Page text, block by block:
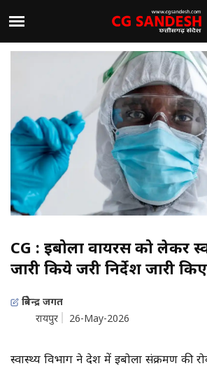
CG : इबोला वायरस को लेकर
जारी किये जरूरी निर्देश जारी किए
त्रिवेन्द्र जगत
रायपुर
26-May-2026
स्वास्थ्य विभाग ने प्रदेश में इबोला संक्रमण